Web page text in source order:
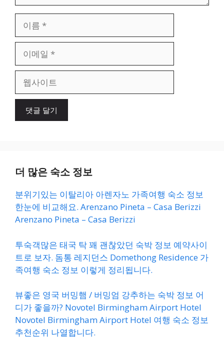
일
이
더 많은 숙소 정보
분위기있는 이탈리아 아렌자노 가족여행 숙소 정보
한눈에 비교해요. Arenzano Pineta – Casa Berizzi
Arenzano Pineta – Casa Berizzi
투숙객많은 태국 탁 꽤 괜찮았던 숙박 정보 예약사이
트로 보자. 돔통 레지던스 Domethong Residence 가
족여행 숙소 정보 이렇게 정리됩니다.
뷰좋은 영국 버밍햄 / 버밍엄 강추하는 숙박 정보 어
디가 좋을까? Novotel Birmingham Airport Hotel
Novotel Birmingham Airport Hotel 여행 숙소 정보
추천순위 나열합니다.